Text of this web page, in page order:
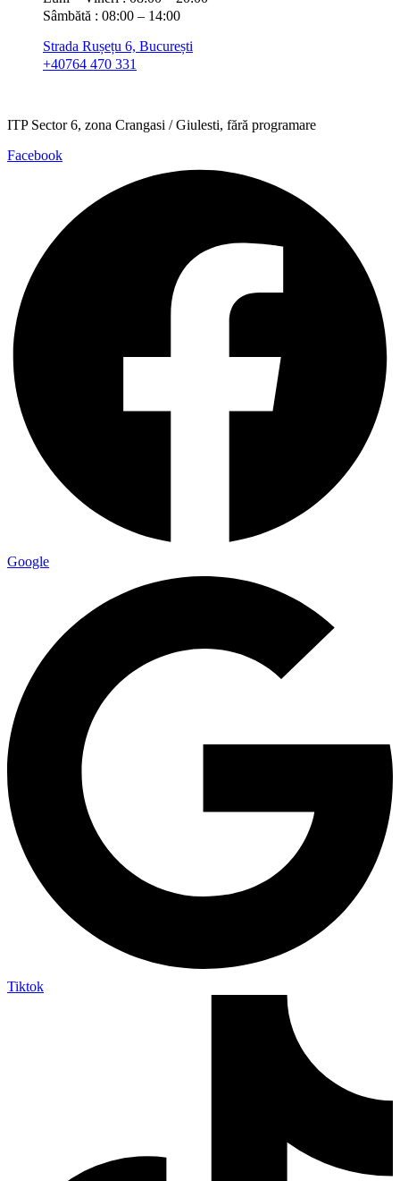
Sâmbătă : 08:00 – 14:00
Strada Rușețu 6, București
+40764 470 331
ITP Sector 6, zona Crangasi / Giulesti, fără programare
Facebook
Google
Tiktok